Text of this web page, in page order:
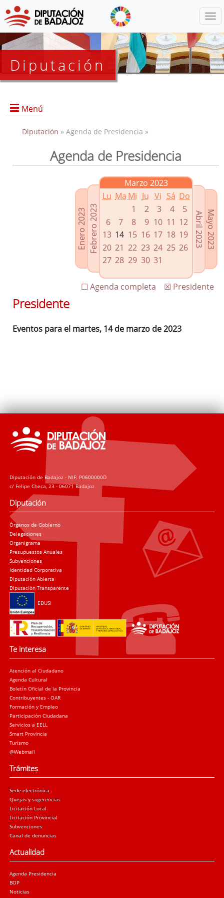
Diputación
Menú
Presidencia
Enlaces relacionados
Agenda de Presidencia
Plenos provinciales y Juntas de gobierno
Oficina de Proyectos Europeos
Diputación » Agenda de Presidencia »
Agenda de Presidencia
Enero 2023Febrero 2023
Marzo 2023
Lu Ma Mi Ju Vi Sá Do
1
2 3 4
5
6
7 8 9 10 11 12
13 14 15 16 17 18 19
20 21 22 23 24 25 26
27 28 29 30 31
Mayo 2023
Abril 2023
☒ Presidente
☐ Agenda completa
Presidente
Eventos para el martes, 14 de marzo de 2023
Diputación de Badajoz - NIF: P0600000D
c/ Felipe Checa, 23 - 06071 Badajoz
Diputación
Órganos de Gobierno
Delegaciones
Organigrama
Presupuestos Anuales
Subvenciones
Identidad Corporativa
Diputación Abierta
Diputación Transparente
EDUSI
Te interesa
Atención al Ciudadano
Agenda Cultural
Boletín Oficial de la Provincia
Contribuyentes - OAR
Formación y Empleo
Participación Ciudadana
Servicios a EELL
Smart Provincia
Turismo
@Webmail
Trámites
Sede electrónica
Quejas y sugerencias
Licitación Local
Licitación Provincial
Subvenciones
Canal de denuncias
Actualidad
Agenda Presidencia
BOP
Noticias